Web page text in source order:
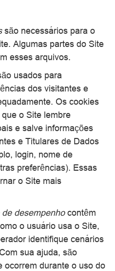
são necessários para o
Algumas partes do Site
esses arquivos.
usados para
dos visitantes e
Os cookies
o Site lembre
e salve informações
e Titulares de Dados
login, nome de
preferências). Essas
o Site mais
desempenhocontêm
o usuário usa o Site,
identifique cenários
sua ajuda, são
ocorrem durante o uso do